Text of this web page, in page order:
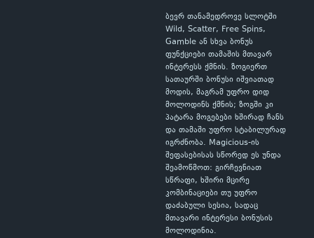
ბევრ თანამედროვე სლოტში
Wild, Scatter, Free Spins,
Gamble ან სხვა ბონუს
ფუნქციები თამაშის მთავარ
ინტერესს ქმნის. ზოგიერთ
სათაურში ბონუსი იშვიათად
მოდის, მაგრამ უფრო დიდ
მოლოდინს ქმნის; ზოგში კი
პატარა მოგებები ხშირად ჩანს
და თამაში უფრო სტაბილურად
იგრძნობა. Magicious-ის
შეფასებისას სწორედ ეს უნდა
შეამოწმოთ: გირჩევნიათ
სწრაფი, ხშირი მცირე
კომბინაციები თუ უფრო
დაძაბული სესია, სადაც
მთავარი ინტერესი ბონუსის
მოლოდინია.